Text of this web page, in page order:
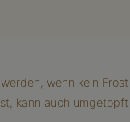
wenn kein
kann auch